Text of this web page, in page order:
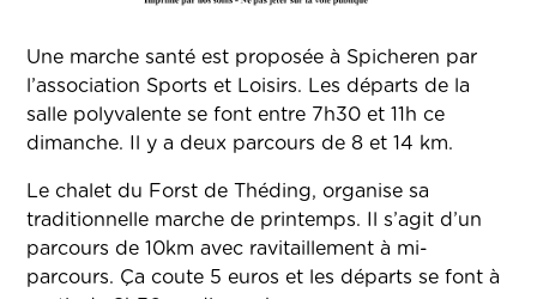
Une marche santé est proposée à Spicheren par
l’association Sports et Loisirs. Les départs de la
salle polyvalente se font entre 7h30 et 11h ce
dimanche. Il y a deux parcours de 8 et 14 km.
Le chalet du Forst de Théding, organise sa
traditionnelle marche de printemps. Il s’agit d’un
parcours de 10km avec ravitaillement à mi-
parcours. Ça coute 5 euros et les départs se font à